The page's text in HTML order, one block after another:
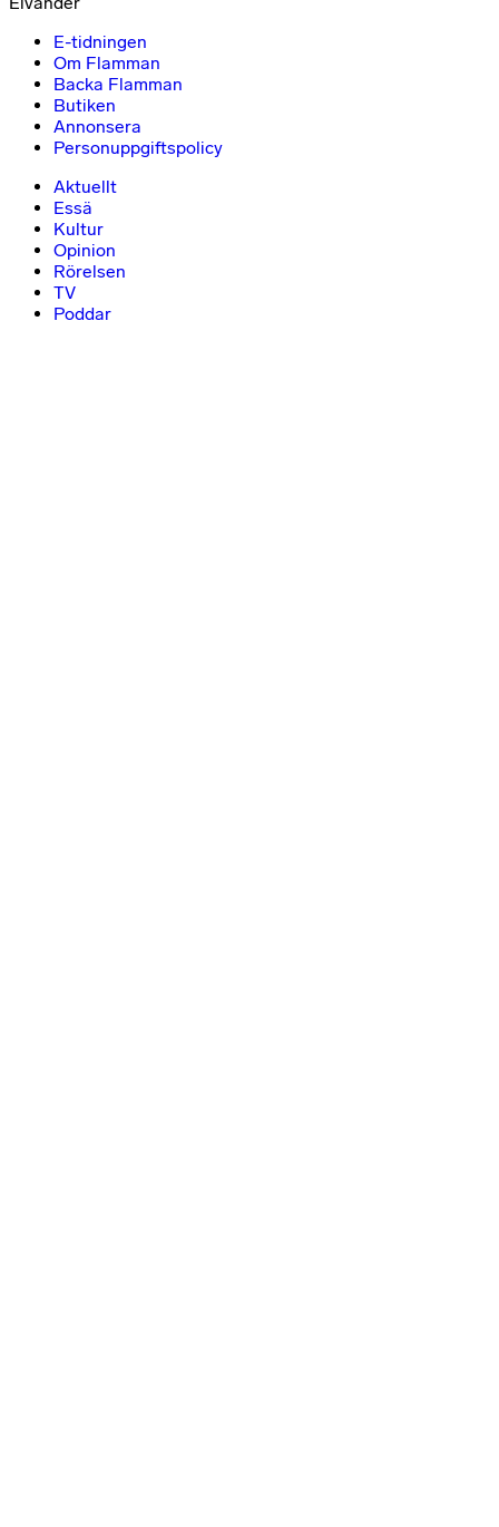
E-tidningen
Om Flamman
Backa Flamman
Butiken
Annonsera
Personuppgiftspolicy
Aktuellt
Essä
Kultur
Opinion
Rörelsen
TV
Poddar